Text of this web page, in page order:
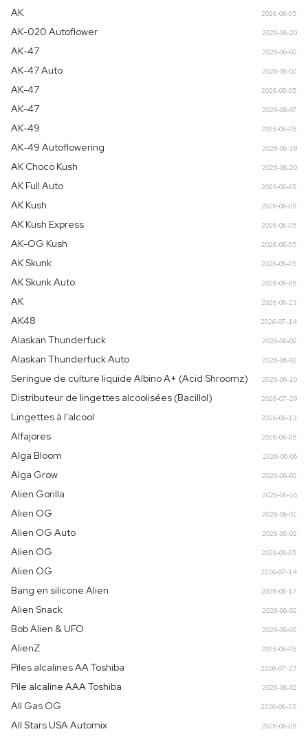
AK 2026-06-05
AK-020 Autoflower 2026-06-20
AK-47 2026-06-02
AK-47 Auto 2026-06-02
AK-47 2026-06-05
AK-47 2026-08-07
AK-49 2026-06-05
AK-49 Autoflowering 2026-06-18
AK Choco Kush 2026-06-20
AK Full Auto 2026-06-05
AK Kush 2026-06-05
AK Kush Express 2026-06-05
AK-OG Kush 2026-06-05
AK Skunk 2026-06-05
AK Skunk Auto 2026-06-05
AK 2026-06-23
AK48 2026-07-14
Alaskan Thunderfuck 2026-06-02
Alaskan Thunderfuck Auto 2026-06-02
Seringue de culture liquide Albino A+ (Acid Shroomz) 2026-06-10
Distributeur de lingettes alcoolisées (Bacillol) 2026-07-29
Lingettes à l'alcool 2026-06-13
Alfajores 2026-06-05
Alga Bloom 2026-06-06
Alga Grow 2026-06-02
Alien Gorilla 2026-06-16
Alien OG 2026-06-02
Alien OG Auto 2026-06-02
Alien OG 2026-06-05
Alien OG 2026-07-14
Bang en silicone Alien 2026-06-17
Alien Snack 2026-06-02
Bob Alien & UFO 2026-06-02
AlienZ 2026-06-05
Piles alcalines AA Toshiba 2026-07-27
Pile alcaline AAA Toshiba 2026-06-02
All Gas OG 2026-06-25
All Stars USA Automix 2026-06-05